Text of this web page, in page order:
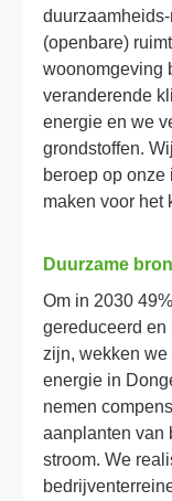
(openbare)
woonomgeving
veranderende
energie en we
grondstoffen.
beroep op
maken voor het
Duurzame
Om in 2030
gereduceerd
zijn, wekken
energie in
nemen
aanplanten van
stroom. We